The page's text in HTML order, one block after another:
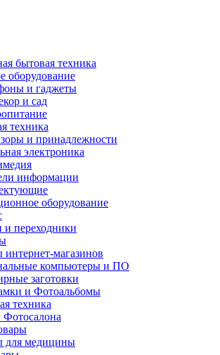
бытовая техника
оборудование
и гаджеты
и сад
техника
и принадлежности
электроника
информации
оборудование
и переходники
интернет-магазинов
компьютеры и ПО
заготовки
и Фотоальбомы
техника
Фотосалона
для медицины